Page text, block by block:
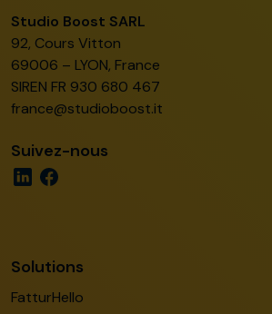
Studio Boost SARL
92, Cours Vitton
69006 – LYON, France
SIREN FR 930 680 467
france@studioboost.it
Suivez-nous
Solutions
FatturHello